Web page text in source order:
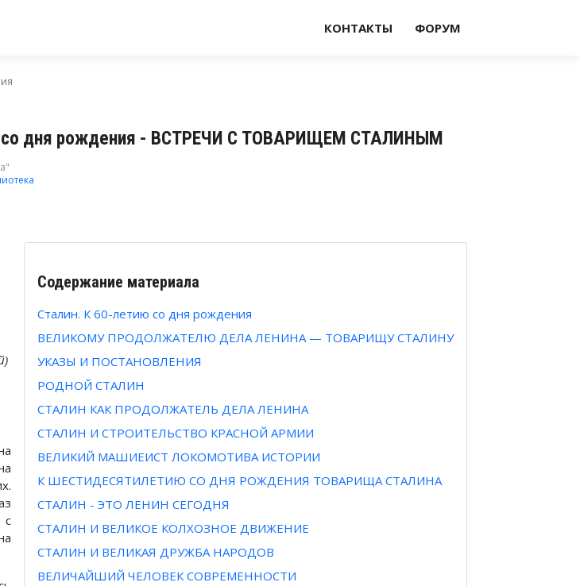
КОНТАКТЫ ФОРУМ
со дня рождения - ВСТРЕЧИ С ТОВАРИЩЕМ СТАЛИНЫМ
Содержание материала
Сталин. К 60-летию со дня рождения
ВЕЛИКОМУ ПРОДОЛЖАТЕЛЮ ДЕЛА ЛЕНИНА — ТОВАРИЩУ СТАЛИНУ
УКАЗЫ И ПОСТАНОВЛЕНИЯ
РОДНОЙ СТАЛИН
СТАЛИН КАК ПРОДОЛЖАТЕЛЬ ДЕЛА ЛЕНИНА
СТАЛИН И СТРОИТЕЛЬСТВО КРАСНОЙ АРМИИ
ВЕЛИКИЙ МАШИЕИСТ ЛОКОМОТИВА ИСТОРИИ
К ШЕСТИДЕСЯТИЛЕТИЮ СО ДНЯ РОЖДЕНИЯ ТОВАРИЩА СТАЛИНА
СТАЛИН - ЭТО ЛЕНИН СЕГОДНЯ
СТАЛИН И ВЕЛИКОЕ КОЛХОЗНОЕ ДВИЖЕНИЕ
СТАЛИН И ВЕЛИКАЯ ДРУЖБА НАРОДОВ
ВЕЛИЧАЙШИЙ ЧЕЛОВЕК СОВРЕМЕННОСТИ
с